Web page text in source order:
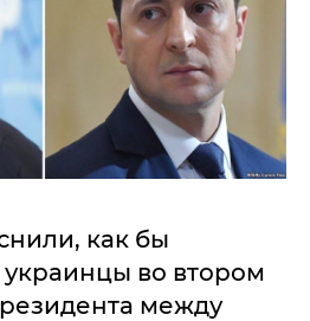
как бы
во втором
между